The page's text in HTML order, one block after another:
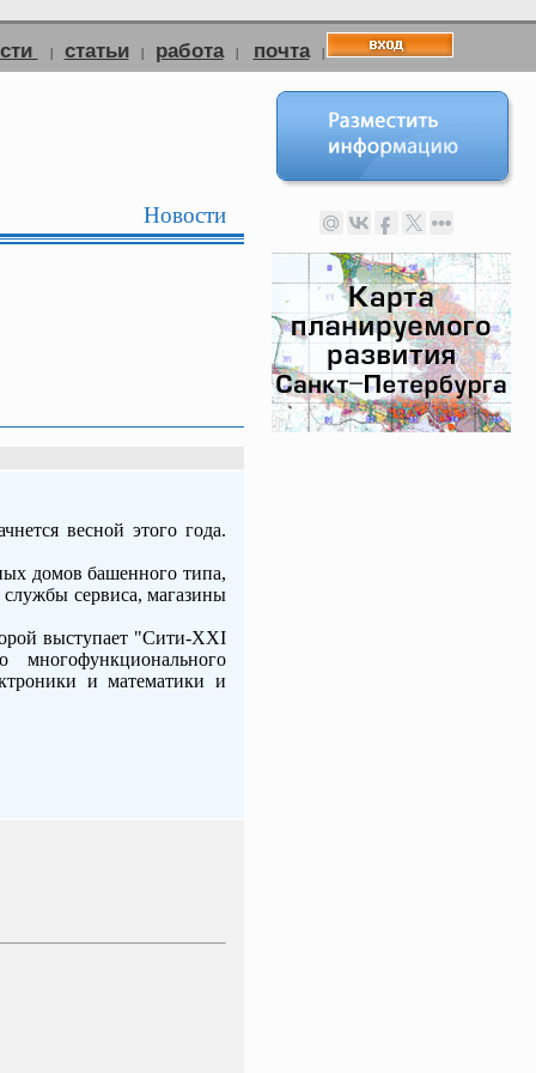
| статьи | работа | почта |
Новости
весной этого года.
домов башенного типа,
сервиса, магазины
выступает "Сити-XXI
многофункционального
и математики и